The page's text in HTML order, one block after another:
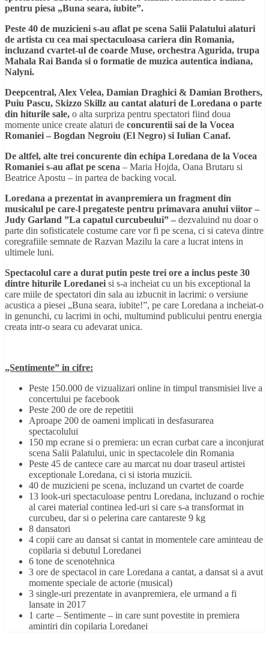
pentru piesa „Buna seara, iubite”.
Peste 40 de muzicieni s-au aflat pe scena Salii Palatului alaturi
de artista cu cea mai spectaculoasa cariera din Romania,
incluzand cvartet-ul de coarde Muse, orchestra Agurida, trupa
Mahala Rai Banda si o formatie de muzica autentica indiana,
Nalyni.
Deepcentral, Alex Velea, Damian Draghici & Damian Brothers,
Puiu Pascu, Skizzo Skillz au cantat alaturi de Loredana o parte
din hiturile sale, o alta surpriza pentru spectatori fiind doua
momente unice create alaturi de concurentii sai de la Vocea
Romaniei – Bogdan Negroiu (El Negro) si Iulian Canaf.
De altfel, alte trei concurente din echipa Loredana de la Vocea
Romaniei s-au aflat pe scena – Maria Hojda, Oana Brutaru si
Beatrice Apostu – in partea de backing vocal.
Loredana a prezentat in avanpremiera un fragment din
musicalul pe care-l pregateste pentru primavara anului viitor –
Judy Garland ”La capatul curcubeului” – dezvaluind nu doar o
parte din sofisticatele costume care vor fi pe scena, ci si cateva dintre
coregrafiile semnate de Razvan Mazilu la care a lucrat intens in
ultimele luni.
Spectacolul care a durat putin peste trei ore a inclus peste 30
dintre hiturile Loredanei si s-a incheiat cu un bis exceptional la
care miile de spectatori din sala au izbucnit in lacrimi: o versiune
acustica a piesei „Buna seara, iubite!”, pe care Loredana a incheiat-o
in genunchi, cu lacrimi in ochi, multumind publicului pentru energia
creata intr-o seara cu adevarat unica.
„Sentimente” in cifre:
Peste 150.000 de vizualizari online in timpul transmisiei live a
concertului pe facebook
Peste 200 de ore de repetitii
Aproape 200 de oameni implicati in desfasurarea
spectacolului
150 mp ecrane si o premiera: un ecran curbat care a inconjurat
scena Salii Palatului, unic in spectacolele din Romania
Peste 45 de cantece care au marcat nu doar traseul artistei
exceptionale Loredana, ci si istoria muzicii.
40 de muzicieni pe scena, incluzand un cvartet de coarde
13 look-uri spectaculoase pentru Loredana, incluzand o rochie
al carei material continea led-uri si care s-a transformat in
curcubeu, dar si o pelerina care cantareste 9 kg
8 dansatori
4 copii care au dansat si cantat in momentele care aminteau de
copilaria si debutul Loredanei
6 tone de scenotehnica
3 ore de spectacol in care Loredana a cantat, a dansat si a avut
momente speciale de actorie (musical)
3 single-uri prezentate in avanpremiera, ele urmand a fi
lansate in 2017
1 carte – Sentimente – in care sunt povestite in premiera
amintiri din copilaria Loredanei